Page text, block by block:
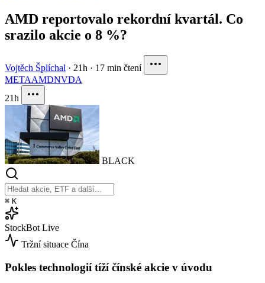
AMD reportovalo rekordní kvartál. Co
srazilo akcie o 8 %?
Vojtěch Šplíchal · 21h · 17 min čtení
METAAMDNVDA
21h
BLACK
⌘ K
StockBot Live
Tržní situace Čína
Pokles technologií tíží čínské akcie v úvodu